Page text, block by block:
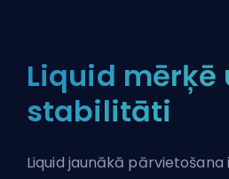
Liquid mērķē
stabilitāti
Liquid jaunākā